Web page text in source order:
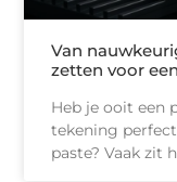
Van
zetten voor
Heb je ooit een
tekening
paste? Vaak zit